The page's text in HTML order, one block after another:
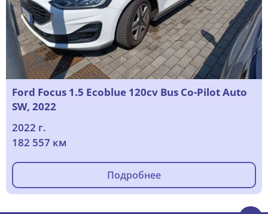
Ford Focus 1.5 Ecoblue 120cv Bus Co-Pilot Auto
SW, 2022
2022 г.
182 557 км
Подробнее